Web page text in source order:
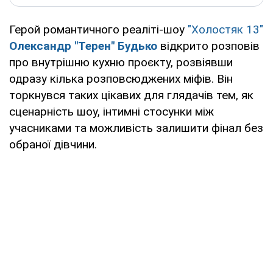
Герой романтичного реаліті-шоу "Холостяк 13"
Олександр "Терен" Будько відкрито розповів
про внутрішню кухню проєкту, розвіявши
одразу кілька розповсюджених міфів. Він
торкнувся таких цікавих для глядачів тем, як
сценарність шоу, інтимні стосунки між
учасниками та можливість залишити фінал без
обраної дівчини.